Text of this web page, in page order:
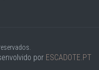
por ESCADOTE.PT